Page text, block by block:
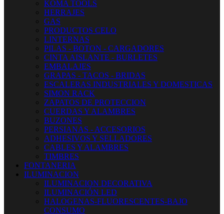
KOMA TOOLS
HERRAJES
GAS
PRODUCTOS CELO
LINTERNAS
PILAS - BOTON - CARGADORES
CINTA AISLANTE - BURLETES
EMBALAJES
GRAPAS - TACOS - BRIDAS
ESCALERAS INDUSTRIALES Y DOMESTICAS
SIMON RACK
ZAPATOS DE PROTECCION
CUERDAS Y ALAMBRES
BUZONES
PERSIANAS - ACCESORIOS
ADHESIVOS Y SELLADORES
CABLES Y ALAMBRES
TIMBRES
FONTANERIA
ILUMINACION
ILUMINACION DECORATIVA
ILUMINACIÓN LED
HALOGENAS-FLUORESCENTES-BAJO
CONSUMO